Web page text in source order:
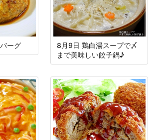
ーグ
8月9日 鶏白湯スープで〆
まで美味しい餃子鍋♪